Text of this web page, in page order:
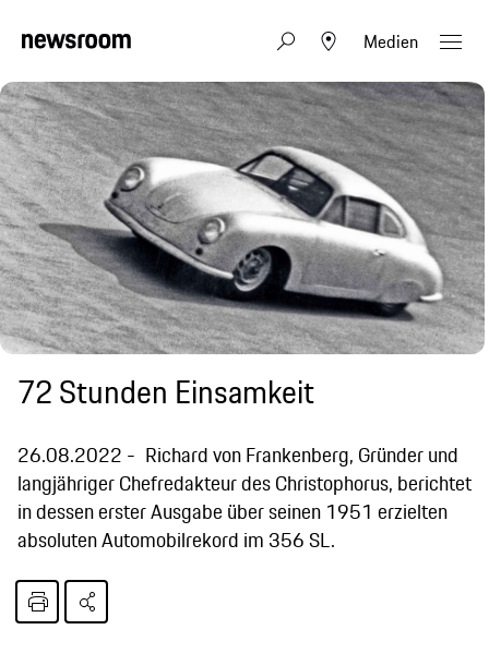
Medien
72 Stunden Einsamkeit
26.08.2022
Richard von Frankenberg, Gründer und
langjähriger Chefredakteur des Christophorus, berichtet
in dessen erster Ausgabe über seinen 1951 erzielten
absoluten Automobilrekord im 356 SL.